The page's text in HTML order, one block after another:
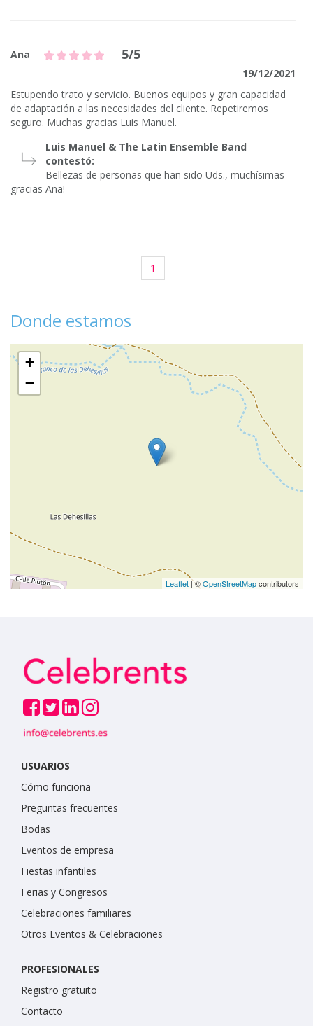
Ana 5/5
19/12/2021
Estupendo trato y servicio. Buenos equipos y gran capacidad
de adaptación a las necesidades del cliente. Repetiremos
seguro. Muchas gracias Luis Manuel.
Luis Manuel & The Latin Ensemble Band
contestó:
Bellezas de personas que han sido Uds., muchísimas
gracias Ana!
1
Donde estamos
+
−
Leaflet | ©OpenStreetMapcontributors
USUARIOS
Cómo funciona
Preguntas frecuentes
Bodas
Eventos de empresa
Fiestas infantiles
Ferias y Congresos
Celebraciones familiares
Otros Eventos & Celebraciones
PROFESIONALES
Registro gratuito
Contacto